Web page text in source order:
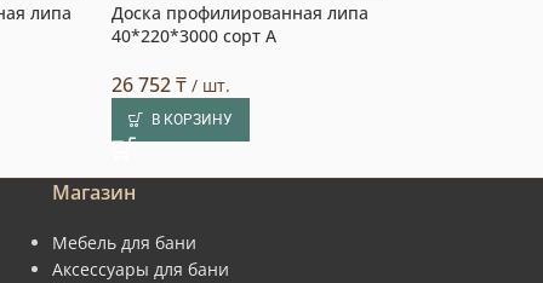
липа
Доска профилированная липа
40*220*3000 сорт А
26 752₸/ шт.
В КОРЗИНУ
Магазин
Мебель для бани
Аксессуары для бани